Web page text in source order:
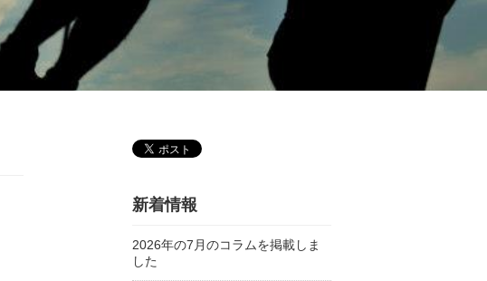
新着情報
2026年の7月のコラムを掲載しま
した